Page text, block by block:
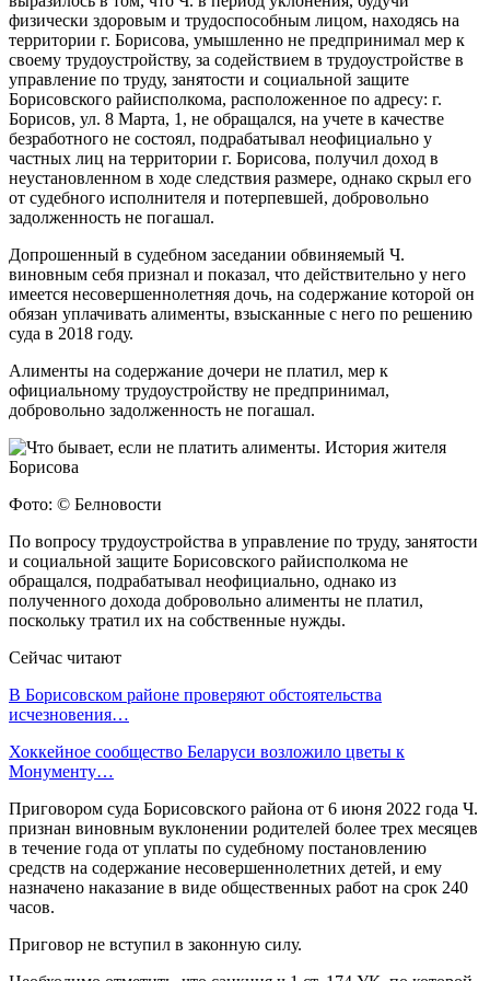
физически здоровым и трудоспособным лицом, находясь на
территории г. Борисова, умышленно не предпринимал мер к
своему трудоустройству, за содействием в трудоустройстве в
управление по труду, занятости и социальной защите
Борисовского райисполкома, расположенное по адресу: г.
Борисов, ул. 8 Марта, 1, не обращался, на учете в качестве
безработного не состоял, подрабатывал неофициально у
частных лиц на территории г. Борисова, получил доход в
неустановленном в ходе следствия размере, однако скрыл его
от судебного исполнителя и потерпевшей, добровольно
задолженность не погашал.
Допрошенный в судебном заседании обвиняемый Ч.
виновным себя признал и показал, что действительно у него
имеется несовершеннолетняя дочь, на содержание которой он
обязан уплачивать алименты, взысканные с него по решению
суда в 2018 году.
Алименты на содержание дочери не платил, мер к
официальному трудоустройству не предпринимал,
добровольно задолженность не погашал.
Фото: © Белновости
По вопросу трудоустройства в управление по труду, занятости
и социальной защите Борисовского райисполкома не
обращался, подрабатывал неофициально, однако из
полученного дохода добровольно алименты не платил,
поскольку тратил их на собственные нужды.
Сейчас читают
В Борисовском районе проверяют обстоятельства
исчезновения…
Хоккейное сообщество Беларуси возложило цветы к
Монументу…
Приговором суда Борисовского района от 6 июня 2022 года Ч.
признан виновным вуклонении родителей более трех месяцев
в течение года от уплаты по судебному постановлению
средств на содержание несовершеннолетних детей, и ему
назначено наказание в виде общественных работ на срок 240
часов.
Приговор не вступил в законную силу.